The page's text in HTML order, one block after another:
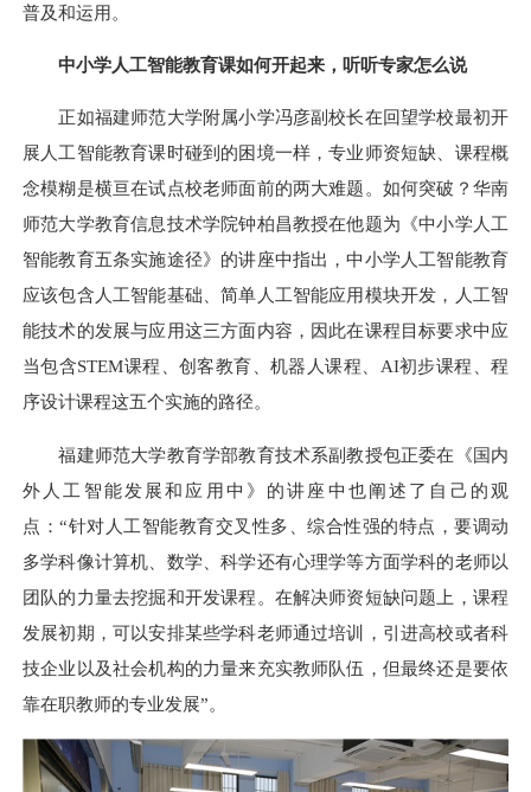
普及和运用。
中小学人工智能教育课如何开起来，听听专家怎么说
正如福建师范大学附属小学冯彦副校长在回望学校最初开
展人工智能教育课时碰到的困境一样，专业师资短缺、课程概
念模糊是横亘在试点校老师面前的两大难题。如何突破？华南
师范大学教育信息技术学院钟柏昌教授在他题为《中小学人工
智能教育五条实施途径》的讲座中指出，中小学人工智能教育
应该包含人工智能基础、简单人工智能应用模块开发，人工智
能技术的发展与应用这三方面内容，因此在课程目标要求中应
当包含STEM课程、创客教育、机器人课程、AI初步课程、程
序设计课程这五个实施的路径。
福建师范大学教育学部教育技术系副教授包正委在《国内
外人工智能发展和应用中》的讲座中也阐述了自己的观
点： “针对人工智能教育交叉性多、综合性强的特点，要调动
多学科像计算机、数学、科学还有心理学等方面学科的老师以
团队的力量去挖掘和开发课程。在解决师资短缺问题上，课程
发展初期，可以安排某些学科老师通过培训，引进高校或者科
技企业以及社会机构的力量来充实教师队伍，但最终还是要依
靠在职教师的专业发展”。